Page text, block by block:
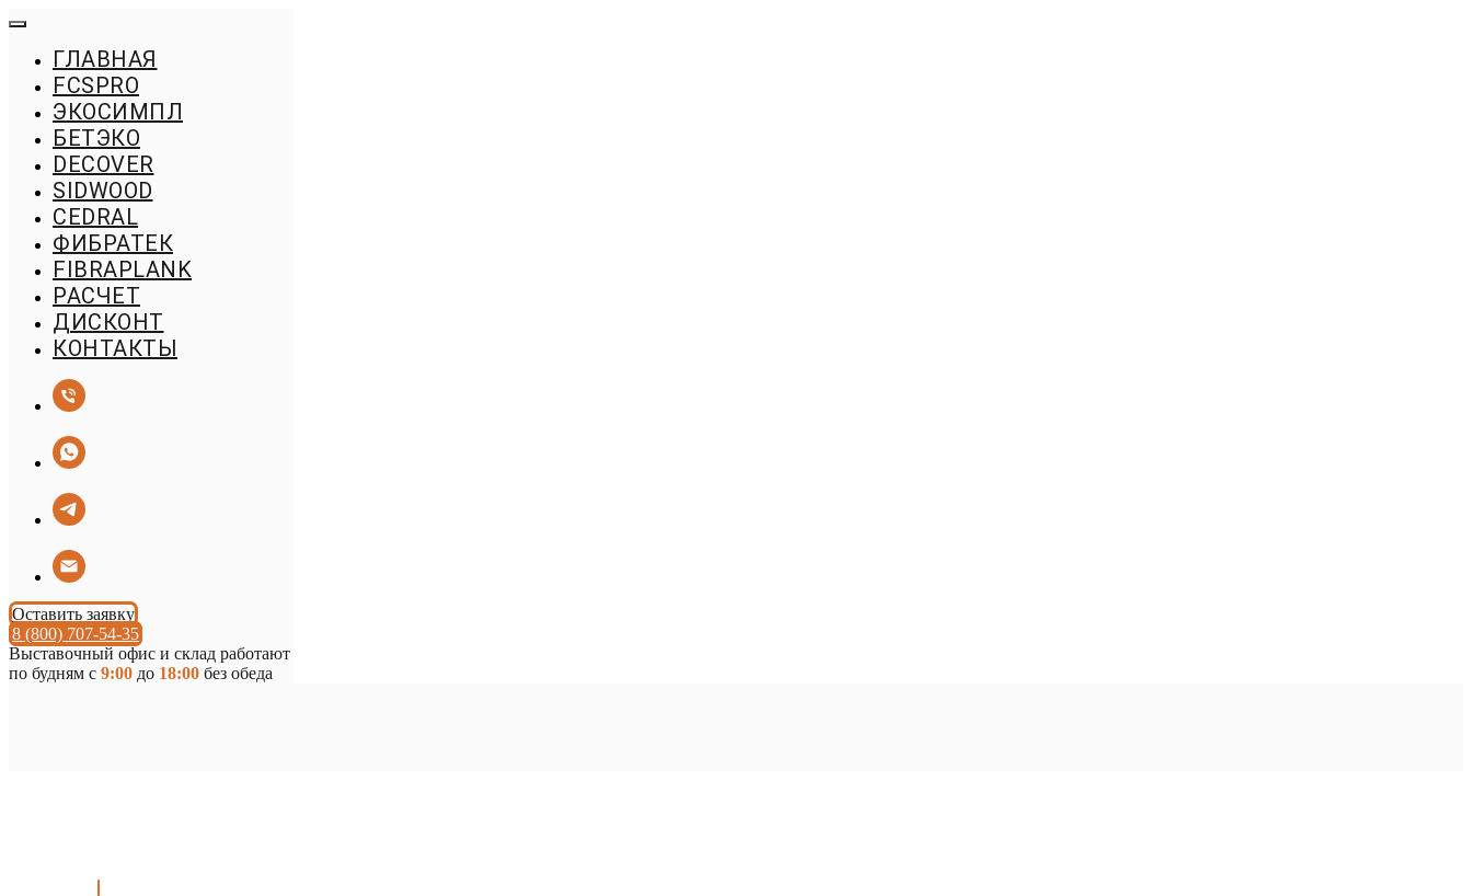
ГЛАВНАЯ
FСSPRO
ЭКОСИМПЛ
БЕТЭКО
DECOVER
SIDWOOD
CEDRAL
ФИБРАТЕК
FIBRAPLANK
РАСЧЕТ
ДИСКОНТ
КОНТАКТЫ
Оставить заявку
8 (800) 707-54-35
Выставочный офис и склад работают
по будням с 9:00 до 18:00 без обеда